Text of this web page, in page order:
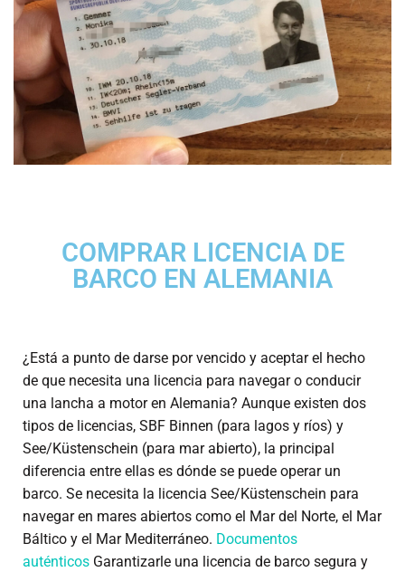
COMPRAR LICENCIA DE
BARCO EN ALEMANIA
¿Está a punto de darse por vencido y aceptar el hecho
de que necesita una licencia para navegar o conducir
una lancha a motor en Alemania? Aunque existen dos
tipos de licencias, SBF Binnen (para lagos y ríos) y
See/Küstenschein (para mar abierto), la principal
diferencia entre ellas es dónde se puede operar un
barco. Se necesita la licencia See/Küstenschein para
navegar en mares abiertos como el Mar del Norte, el Mar
Báltico y el Mar Mediterráneo. Documentos
auténticos Garantizarle una licencia de barco segura y